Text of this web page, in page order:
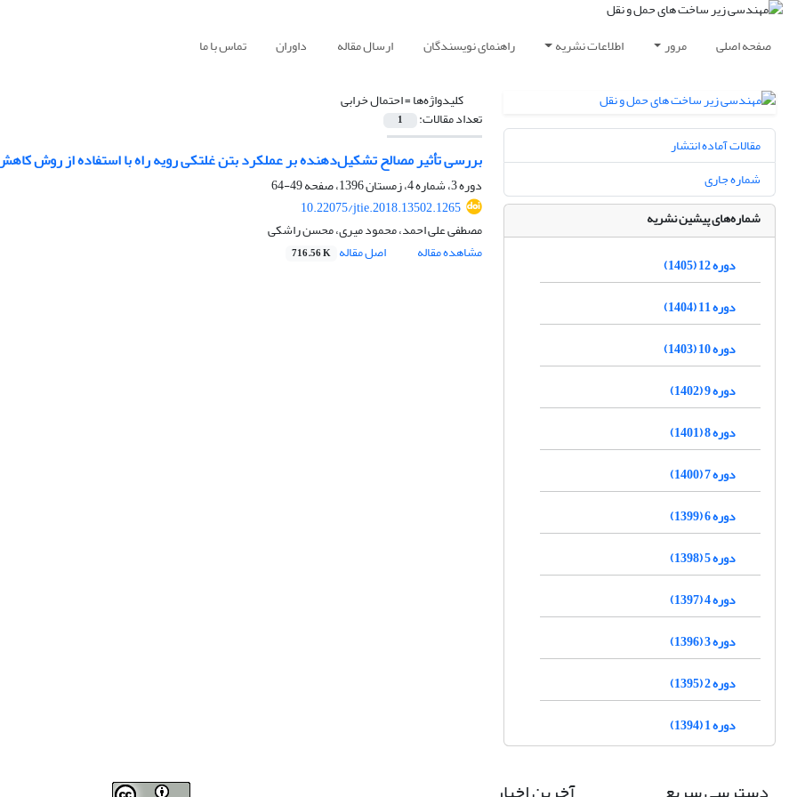
صفحه اصلی مرور اطلاعات نشریه راهنمای نویسندگان ارسال مقاله داوران تماس با ما
کلیدواژه‌ها =احتمال خرابی
تعداد مقالات: 1
بررسی تأثیر مصالح تشکیل‌دهنده بر عملکرد بتن غلتکی رویه راه با استفاده از روش
دوره 3، شماره 4، زمستان 1396، صفحه
49-64
10.22075/jtie.2018.13502.1265
مصطفی علی احمد، محمود میری، محسن راشکی
مشاهده مقاله
اصل مقاله 716.56 K
مقالات آماده انتشار
شماره جاری
شماره‌های پیشین نشریه
دوره 12 (1405)
دوره 11 (1404)
دوره 10 (1403)
دوره 9 (1402)
دوره 8 (1401)
دوره 7 (1400)
دوره 6 (1399)
دوره 5 (1398)
دوره 4 (1397)
دوره 3 (1396)
دوره 2 (1395)
دوره 1 (1394)